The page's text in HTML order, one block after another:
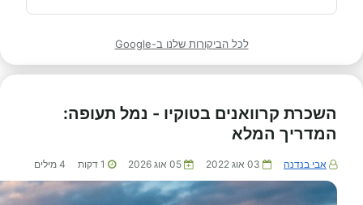
לכל הביקורות שלנו ב-Google
השכרת קרוואנים בטוקיו - נמל תעופה:
המדריך המלא
אבי בנדנה 03 אוג 2022 05 אוג 2026 1 דקות 4 מילים